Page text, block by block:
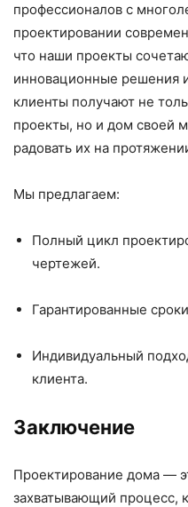
профессионалов с
проектировании
что наши проекты
инновационные решения
клиенты получают не
проекты, но и дом своей
радовать их на
Мы предлагаем:
Полный цикл
чертежей.
Гарантированные
Индивидуальный
клиента.
Заключение
Проектирование дома —
захватывающий процесс,